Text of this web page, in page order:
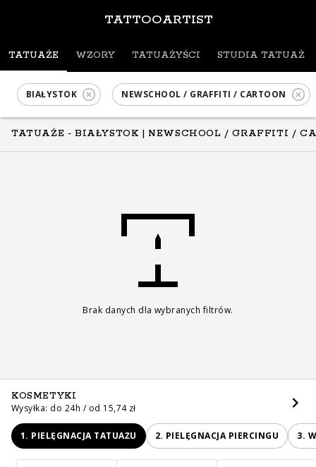
TATTOOARTIST
TATUAŻE WZORY TATUAŻYŚCI STUDIA TATUAŻU
BIAŁYSTOK NEWSCHOOL / GRAFFITI / CARTOON
TATUAŻE - BIAŁYSTOK | NEWSCHOOL / GRAFFITI /
Brak danych dla wybranych filtrów.
KOSMETYKI
Wysyłka: do 24h / od 15,74 zł
1. PIELĘGNACJA TATUAŻU 2. PIELĘGNACJA PIERCINGU 3.